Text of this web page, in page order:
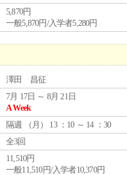
5,870円
一般5,870円/入学者5,280円
澤田 昌征
7月 17日 ～ 8月 21日
A Week
隔週 （ 月 ） 13 ：10 ～ 14 ：30
全3回
11,510円
一般11,510円/入学者10,370円